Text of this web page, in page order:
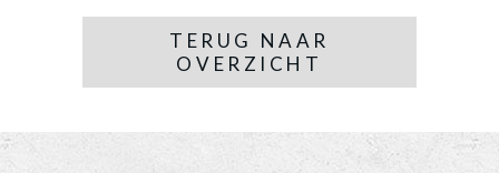
TERUG NAAR
OVERZICHT